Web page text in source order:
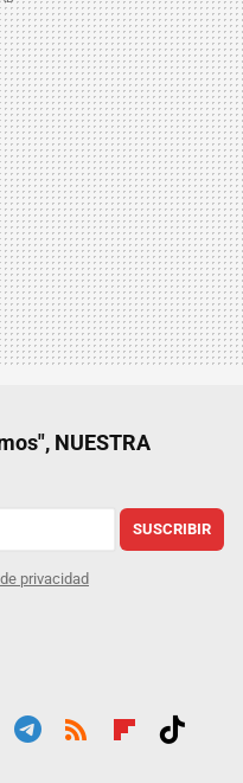
NUESTRA
SUSCRIBIR
privacidad